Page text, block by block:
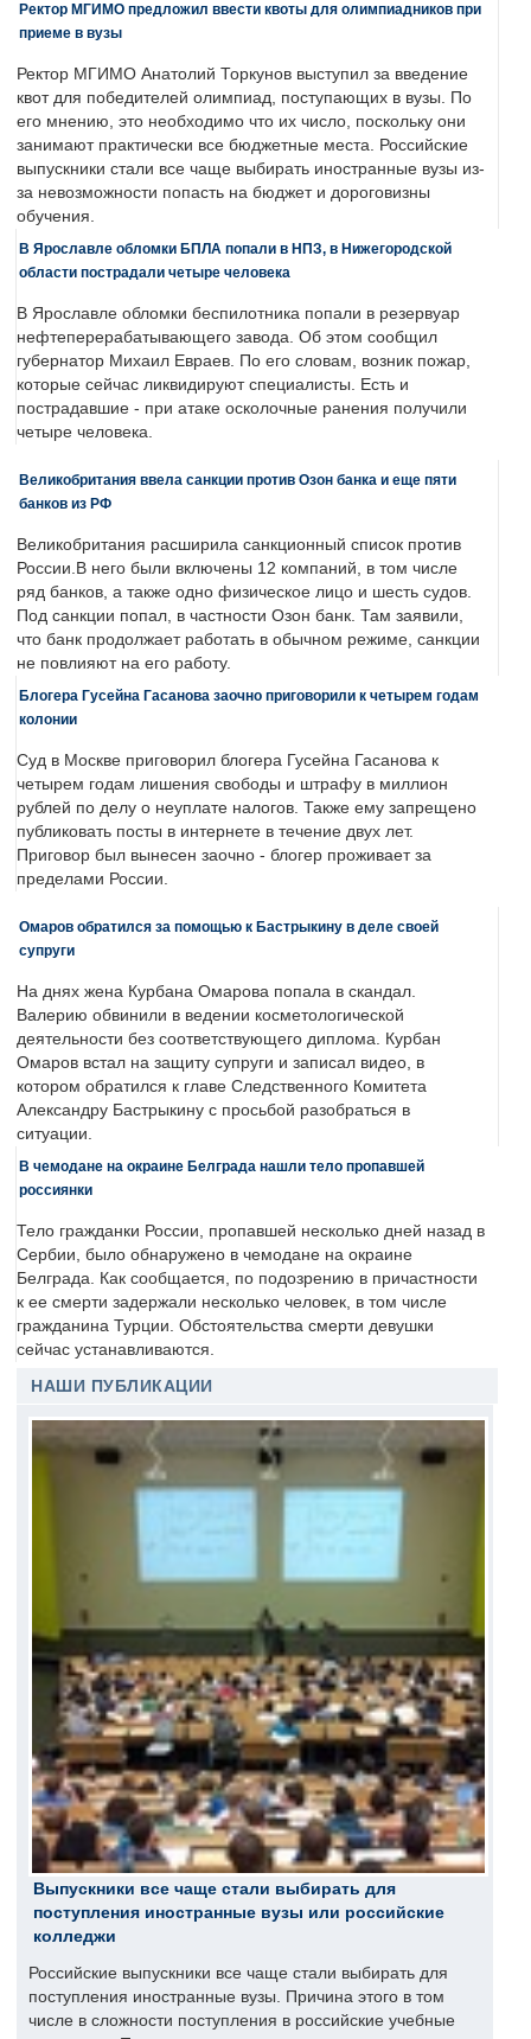
Ректор МГИМО предложил ввести квоты для олимпиадников при
приеме в вузы
Ректор МГИМО Анатолий Торкунов выступил за введение
квот для победителей олимпиад, поступающих в вузы. По
его мнению, это необходимо что их число, поскольку они
занимают практически все бюджетные места. Российские
выпускники стали все чаще выбирать иностранные вузы из-
за невозможности попасть на бюджет и дороговизны
обучения.
В Ярославле обломки БПЛА попали в НПЗ, в Нижегородской
области пострадали четыре человека
В Ярославле обломки беспилотника попали в резервуар
нефтеперерабатывающего завода. Об этом сообщил
губернатор Михаил Евраев. По его словам, возник пожар,
которые сейчас ликвидируют специалисты. Есть и
пострадавшие - при атаке осколочные ранения получили
четыре человека.
Великобритания ввела санкции против Озон банка и еще пяти
банков из РФ
Великобритания расширила санкционный список против
России.В него были включены 12 компаний, в том числе
ряд банков, а также одно физическое лицо и шесть судов.
Под санкции попал, в частности Озон банк. Там заявили,
что банк продолжает работать в обычном режиме, санкции
не повлияют на его работу.
Блогера Гусейна Гасанова заочно приговорили к четырем годам
колонии
Суд в Москве приговорил блогера Гусейна Гасанова к
четырем годам лишения свободы и штрафу в миллион
рублей по делу о неуплате налогов. Также ему запрещено
публиковать посты в интернете в течение двух лет.
Приговор был вынесен заочно - блогер проживает за
пределами России.
Омаров обратился за помощью к Бастрыкину в деле своей
супруги
На днях жена Курбана Омарова попала в скандал.
Валерию обвинили в ведении косметологической
деятельности без соответствующего диплома. Курбан
Омаров встал на защиту супруги и записал видео, в
котором обратился к главе Следственного Комитета
Александру Бастрыкину с просьбой разобраться в
ситуации.
В чемодане на окраине Белграда нашли тело пропавшей
россиянки
Тело гражданки России, пропавшей несколько дней назад в
Сербии, было обнаружено в чемодане на окраине
Белграда. Как сообщается, по подозрению в причастности
к ее смерти задержали несколько человек, в том числе
гражданина Турции. Обстоятельства смерти девушки
сейчас устанавливаются.
НАШИ ПУБЛИКАЦИИ
Выпускники все чаще стали выбирать для
поступления иностранные вузы или российские
колледжи
Российские выпускники все чаще стали выбирать для
поступления иностранные вузы. Причина этого в том
числе в сложности поступления в российские учебные